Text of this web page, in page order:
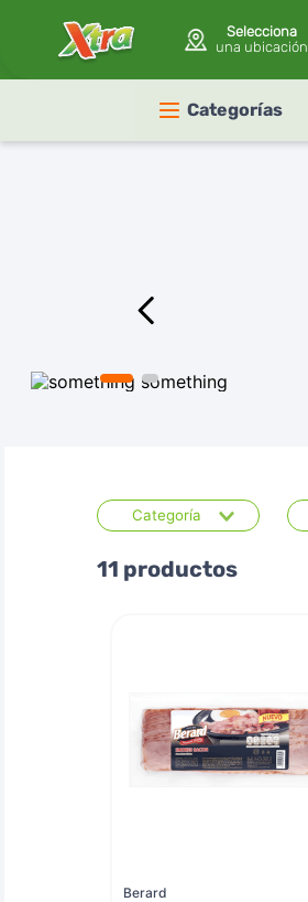
Selecciona
una ubicación
Categorías
Categoría
Embutidos
11 productos
Berard